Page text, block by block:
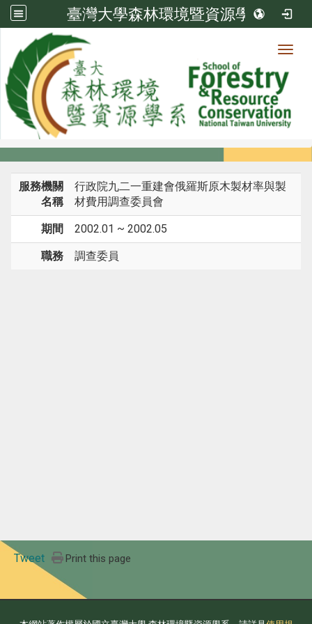
臺灣大學森林環境暨資源學系
系所成員
系所成員
服務機關
名稱
行政院九二一重建會俄羅斯原木製材率與製
材費用調查委員會
期間 2002.01 ~ 2002.05
職務 調查委員
Tweet Print this page